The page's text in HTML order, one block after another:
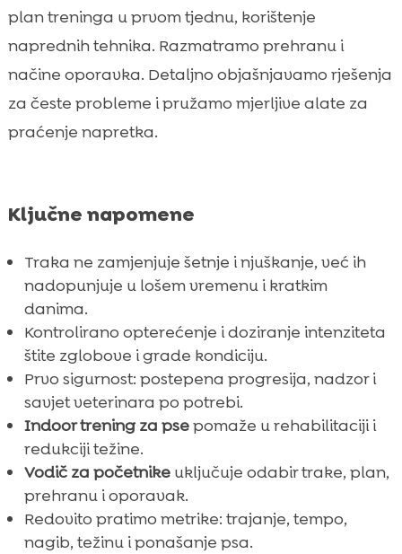
plan treninga u prvom tjednu, korištenje
naprednih tehnika. Razmatramo prehranu i
načine oporavka. Detaljno objašnjavamo rješenja
za česte probleme i pružamo mjerljive alate za
praćenje napretka.
Ključne napomene
Traka ne zamjenjuje šetnje i njuškanje, već ih
nadopunjuje u lošem vremenu i kratkim
danima.
Kontrolirano opterećenje i doziranje intenziteta
štite zglobove i grade kondiciju.
Prvo sigurnost: postepena progresija, nadzor i
savjet veterinara po potrebi.
Indoor trening za psepomaže u rehabilitaciji i
redukciji težine.
Vodič za početnikeuključuje odabir trake, plan,
prehranu i oporavak.
Redovito pratimo metrike: trajanje, tempo,
nagib, težinu i ponašanje psa.